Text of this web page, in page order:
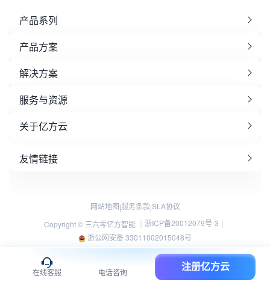
产品系列
产品方案
解决方案
服务与资源
关于亿方云
友情链接
网站地图|服务条款|SLA协议
Copyright © 三六零亿方智能 ｜ 浙ICP备20012079号-3 ｜
浙公网安备 33011002015048号
在线客服 电话咨询
注册亿方云